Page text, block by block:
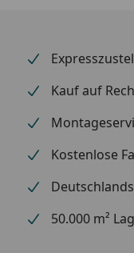
Kauf auf
Kostenlose
50.000 m²